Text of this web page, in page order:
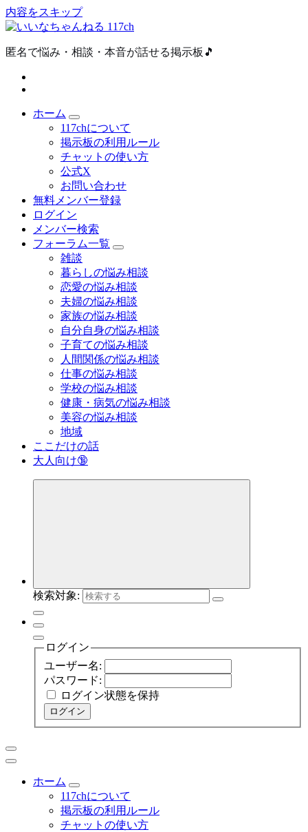
内容をスキップ
匿名で悩み・相談・本音が話せる掲示板🎵
ホーム
117chについて
掲示板の利用ルール
チャットの使い方
公式X
お問い合わせ
無料メンバー登録
ログイン
メンバー検索
フォーラム一覧
雑談
暮らしの悩み相談
恋愛の悩み相談
夫婦の悩み相談
家族の悩み相談
自分自身の悩み相談
子育ての悩み相談
人間関係の悩み相談
仕事の悩み相談
学校の悩み相談
健康・病気の悩み相談
美容の悩み相談
地域
ここだけの話
大人向け🔞
検索対象:
ログイン
ユーザー名:
パスワード:
ログイン状態を保持
ログイン
ホーム
117chについて
掲示板の利用ルール
チャットの使い方